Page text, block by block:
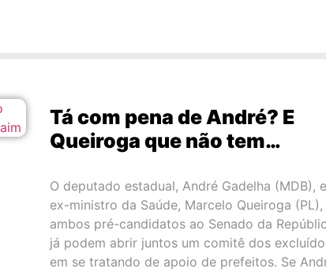
Tá com pena de André? E
Queiroga que não tem…
O deputado estadual, André Gadelha (MDB),
ex-ministro da Saúde, Marcelo Queiroga (PL),
ambos pré-candidatos ao Senado da
já podem abrir juntos um comitê dos
em se tratando de apoio de prefeitos. Se